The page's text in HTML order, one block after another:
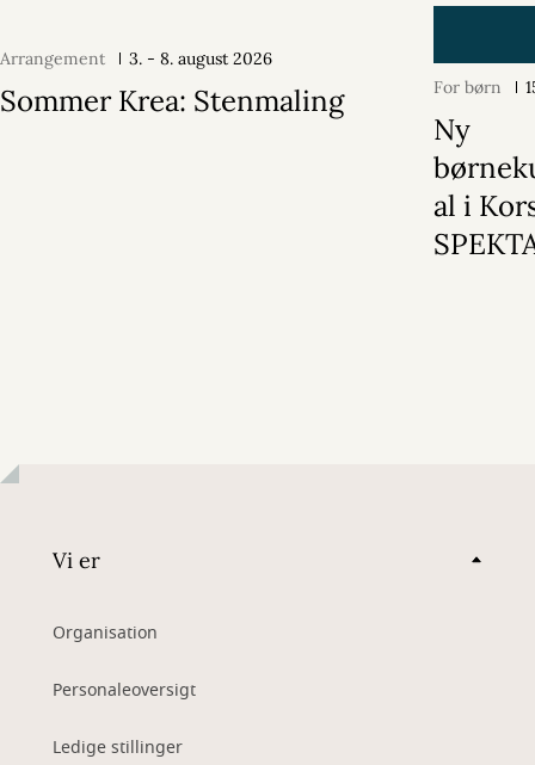
Arrangement 3. - 8. august 2026
Sommer Krea: Stenmaling For børn
Ny
al i
Vi er
Organisation
Personaleoversigt
Ledige stillinger